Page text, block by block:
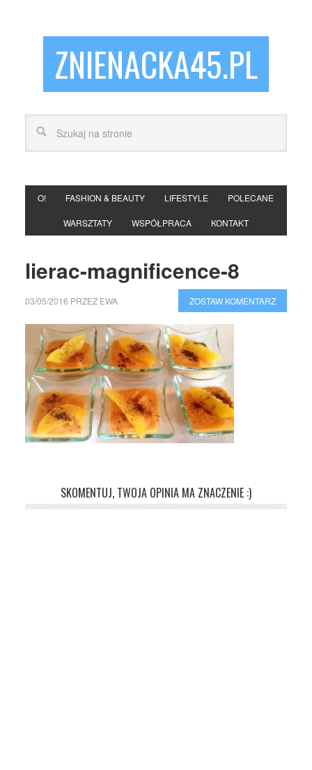
ZNIENACKA45.PL
O! FASHION & BEAUTY LIFESTYLE POLECANE
WARSZTATY WSPÓŁPRACA KONTAKT
lierac-magnificence-8
03/05/2016 PRZEZ EWA ZOSTAW KOMENTARZ
SKOMENTUJ, TWOJA OPINIA MA ZNACZENIE :)